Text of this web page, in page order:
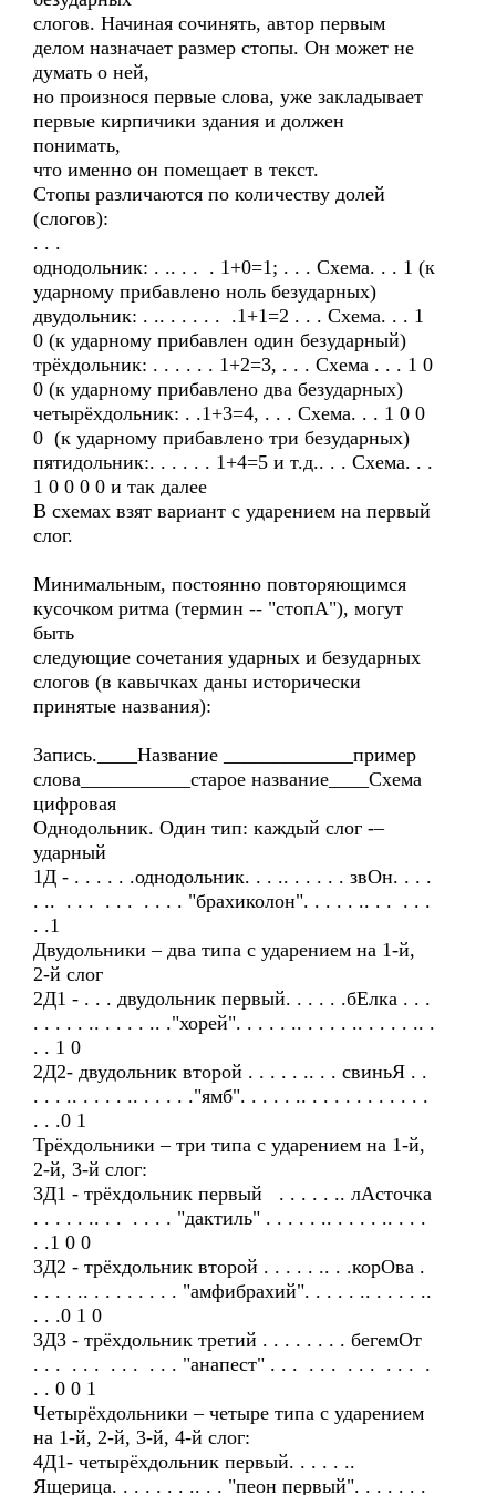
слогов. Начиная сочинять, автор первым
делом назначает размер стопы. Он может не
думать о ней,
но произнося первые слова, уже закладывает
первые кирпичики здания и должен
понимать,
что именно он помещает в текст.
Стопы различаются по количеству долей
(слогов):
. . .
однодольник: . .. . . . 1+0=1; . . . Схема. . . 1 (к
ударному прибавлено ноль безударных)
двудольник: . .. . . . . . .1+1=2 . . . Схема. . . 1
0 (к ударному прибавлен один безударный)
трёхдольник: . . . . . . 1+2=3, . . . Схема . . . 1 0
0 (к ударному прибавлено два безударных)
четырёхдольник: . .1+3=4, . . . Схема. . . 1 0 0
0 (к ударному прибавлено три безударных)
пятидольник:. . . . . . 1+4=5 и т.д.. . . Схема. . .
1 0 0 0 0 и так далее
В схемах взят вариант с ударением на первый
слог.
Минимальным, постоянно повторяющимся
кусочком ритма (термин -- "стопА"), могут
быть
следующие сочетания ударных и безударных
слогов (в кавычках даны исторически
принятые названия):
Запись.____Название _____________пример
слова___________старое название____Схема
цифровая
Однодольник. Один тип: каждый слог -–
ударный
1Д - . . . . . .однодольник. . . .. . . . . . звОн. . . .
. .. . . . . . . . . . . "брахиколон". . . . . .. . . . . .
. .1
Двудольники – два типа с ударением на 1-й,
2-й слог
2Д1 - . . . двудольник первый. . . . . .бЕлка . . .
. . . . . .. . . . . .. ."хорей". . . . . .. . . . . .. . . . . .. .
. . 1 0
2Д2- двудольник второй . . . . . .. . . свиньЯ . .
. . . .. . . . . .. . . . . ."ямб". . . . . .. . . . . . . . . . . .
. . .0 1
Трёхдольники – три типа с ударением на 1-й,
2-й, 3-й слог:
3Д1 - трёхдольник первый . . . . . .. лАсточка
. . . . . .. . . . . . . "дактиль" . . . . . .. . . . . .. . . .
. .1 0 0
3Д2 - трёхдольник второй . . . . . .. . .корОва .
. . . . .. . . . . . . . . "амфибрахий". . . . . .. . . . . ..
. . .0 1 0
3Д3 - трёхдольник третий . . . . . . . . бегемОт
. . . . . . . . . . . . "анапест" . . . . . . . . . . . . .
. . 0 0 1
Четырёхдольники – четыре типа с ударением
на 1-й, 2-й, 3-й, 4-й слог:
4Д1- четырёхдольник первый. . . . . ..
Ящерица. . . . . . . .. . . "пеон первый". . . . . . .